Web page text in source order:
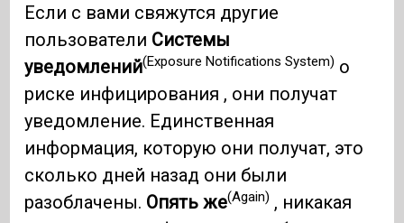
Если с вами свяжутся другие
пользователи Системы
уведомлений(Exposure Notifications System) о
риске инфицирования , они получат
уведомление. Единственная
информация, которую они получат, это
сколько дней назад они были
разоблачены. Опять же(Again) , никакая